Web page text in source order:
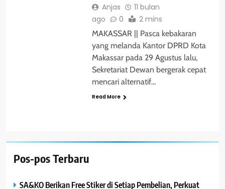
Anjas
11 bulan
ago
0 2 mins
MAKASSAR || Pasca kebakaran
yang melanda Kantor DPRD Kota
Makassar pada 29 Agustus lalu,
Sekretariat Dewan bergerak cepat
mencari alternatif…
Read More
Pos-pos Terbaru
SA&KO Berikan Free Stiker di Setiap Pembelian, Perkuat